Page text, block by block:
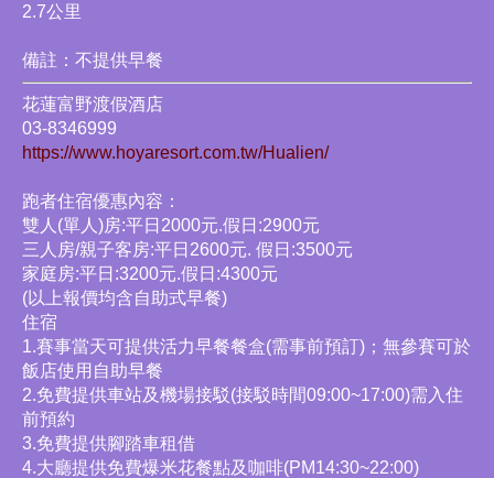
2.7公里
備註：不提供早餐
花蓮富野渡假酒店
03-8346999
https://www.hoyaresort.com.tw/Hualien/
跑者住宿優惠內容：
雙人(單人)房:平日2000元.假日:2900元
三人房/親子客房:平日2600元. 假日:3500元
家庭房:平日:3200元.假日:4300元
(以上報價均含自助式早餐)
住宿
1.賽事當天可提供活力早餐餐盒(需事前預訂)；無參賽可於
飯店使用自助早餐
2.免費提供車站及機場接駁(接駁時間09:00~17:00)需入住
前預約
3.免費提供腳踏車租借
4.大廳提供免費爆米花餐點及咖啡(PM14:30~22:00)